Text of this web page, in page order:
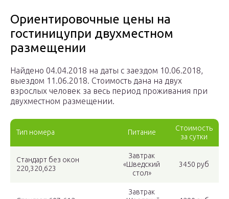
Ориентировочные цены на
гостиницупри двухместном
размещении
Найдено 04.04.2018 на даты с заездом 10.06.2018,
выездом 11.06.2018. Стоимость дана на двух
взрослых человек за весь период проживания при
двухместном размещении.
Тип номера Питание
Стоимость
за сутки
Стандарт без окон
220,320,623
Завтрак
«Шведский
стол»
3450 руб
Завтрак